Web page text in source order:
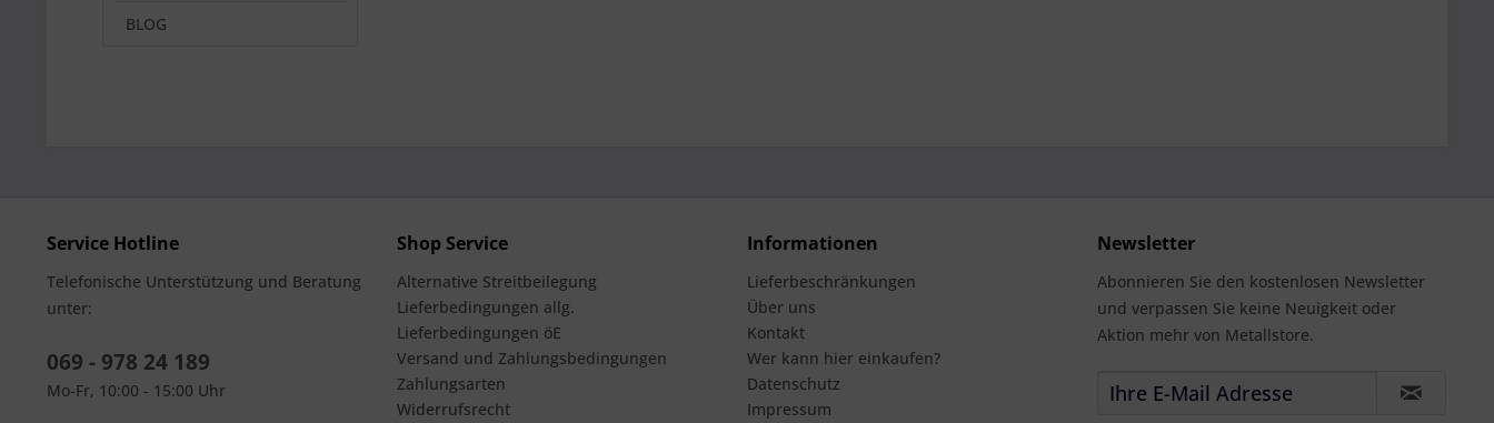
BLOG
Service Hotline
Telefonische Unterstützung und Beratung
unter:
069 - 978 24 189
Mo-Fr, 10:00 - 15:00 Uhr
Shop Service
Alternative Streitbeilegung
Lieferbedingungen allg.
Lieferbedingungen öE
Versand und Zahlungsbedingungen
Zahlungsarten
Widerrufsrecht
Informationen
Lieferbeschränkungen
Über uns
Kontakt
Wer kann hier einkaufen?
Datenschutz
Impressum
Newsletter
Abonnieren Sie den kostenlosen Newsletter
und verpassen Sie keine Neuigkeit oder
Aktion mehr von Metallstore.